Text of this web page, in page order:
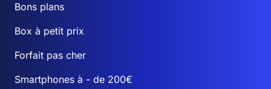
Bons plans
Box à petit prix
Forfait pas cher
Smartphones à - de 200€